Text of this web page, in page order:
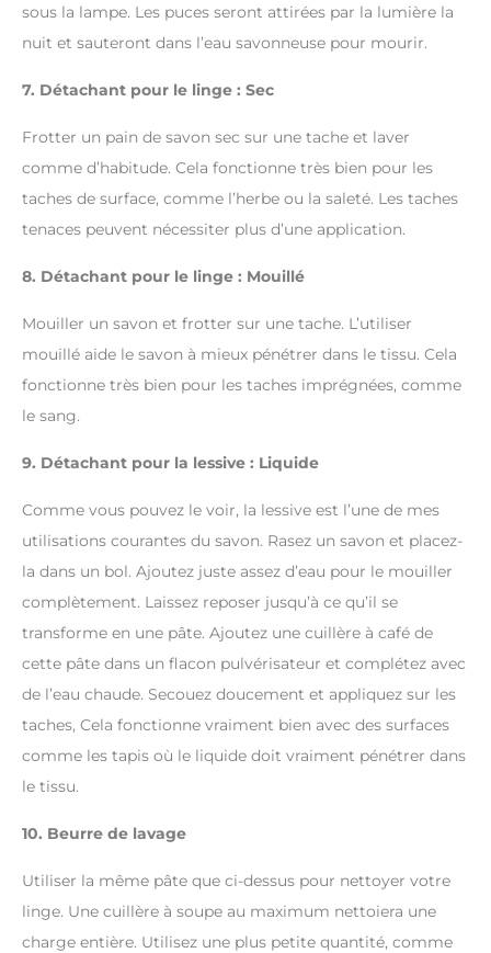
sous la lampe. Les puces seront attirées par la lumière la
nuit et sauteront dans l’eau savonneuse pour mourir.
7. Détachant pour le linge : Sec
Frotter un pain de savon sec sur une tache et laver
comme d’habitude. Cela fonctionne très bien pour les
taches de surface, comme l’herbe ou la saleté. Les taches
tenaces peuvent nécessiter plus d’une application.
8. Détachant pour le linge : Mouillé
Mouiller un savon et frotter sur une tache. L’utiliser
mouillé aide le savon à mieux pénétrer dans le tissu. Cela
fonctionne très bien pour les taches imprégnées, comme
le sang.
9. Détachant pour la lessive : Liquide
Comme vous pouvez le voir, la lessive est l’une de mes
utilisations courantes du savon. Rasez un savon et placez-
la dans un bol. Ajoutez juste assez d’eau pour le mouiller
complètement. Laissez reposer jusqu’à ce qu’il se
transforme en une pâte. Ajoutez une cuillère à café de
cette pâte dans un flacon pulvérisateur et complétez avec
de l’eau chaude. Secouez doucement et appliquez sur les
taches, Cela fonctionne vraiment bien avec des surfaces
comme les tapis où le liquide doit vraiment pénétrer dans
le tissu.
10. Beurre de lavage
Utiliser la même pâte que ci-dessus pour nettoyer votre
linge. Une cuillère à soupe au maximum nettoiera une
charge entière. Utilisez une plus petite quantité, comme